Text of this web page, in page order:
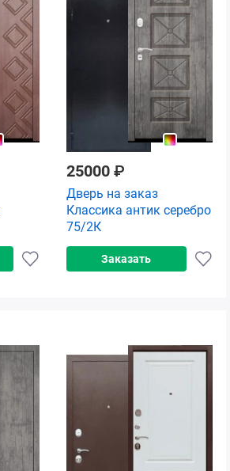
25000 ₽
Дверь на заказ
Классика антик серебро
75/2К
Заказать